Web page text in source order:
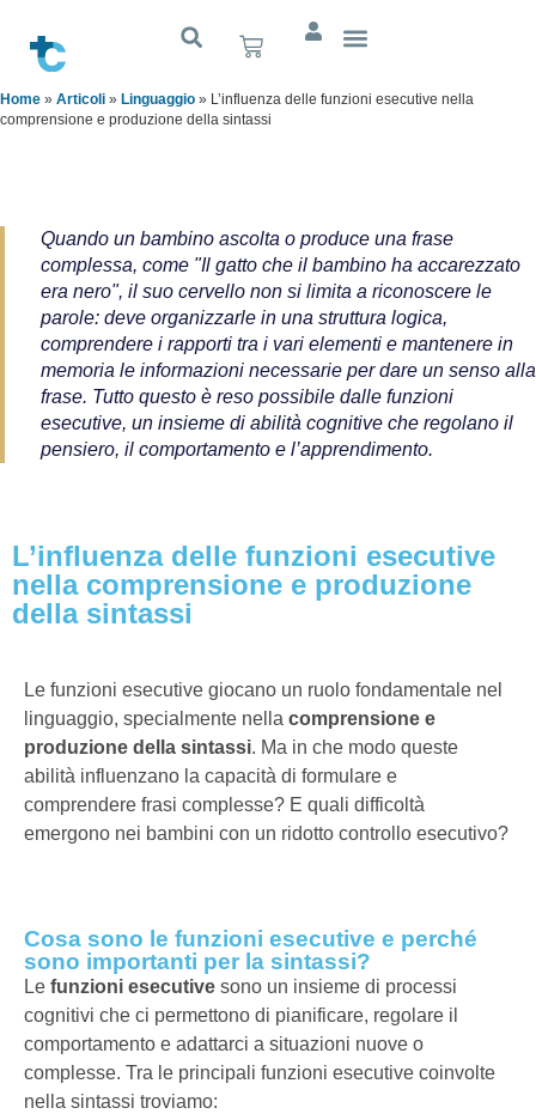
Home » Articoli » Linguaggio » L’influenza delle funzioni esecutive nella
comprensione e produzione della sintassi
Quando un bambino ascolta o produce una frase
complessa, come "Il gatto che il bambino ha accarezzato
era nero", il suo cervello non si limita a riconoscere le
parole: deve organizzarle in una struttura logica,
comprendere i rapporti tra i vari elementi e mantenere in
memoria le informazioni necessarie per dare un senso alla
frase. Tutto questo è reso possibile dalle funzioni
esecutive, un insieme di abilità cognitive che regolano il
pensiero, il comportamento e l’apprendimento.
L’influenza delle funzioni esecutive
nella comprensione e produzione
della sintassi
Le funzioni esecutive giocano un ruolo fondamentale nel
linguaggio, specialmente nella comprensione e
produzione della sintassi. Ma in che modo queste
abilità influenzano la capacità di formulare e
comprendere frasi complesse? E quali difficoltà
emergono nei bambini con un ridotto controllo esecutivo?
Cosa sono le funzioni esecutive e perché
sono importanti per la sintassi?
Le funzioni esecutive sono un insieme di processi
cognitivi che ci permettono di pianificare, regolare il
comportamento e adattarci a situazioni nuove o
complesse. Tra le principali funzioni esecutive coinvolte
nella sintassi troviamo: